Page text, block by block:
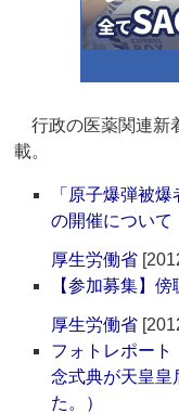
行政の医薬関連新
載。
「原子爆弾被
の開催について
厚生労働省
【参加募集】
厚生労働省
フォトレポート
念式典が天皇皇
た。）